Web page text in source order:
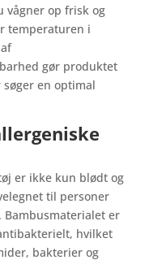
vågner op frisk og
temperaturen i
gør produktet
en optimal
er ikke kun blødt og
til personer
er
hvilket
bakterier og